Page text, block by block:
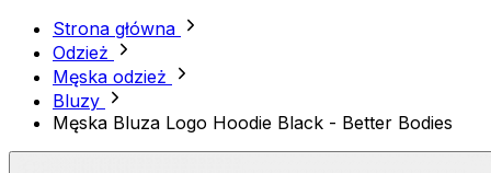
Strona główna
Odzież
Męska odzież
Bluzy
Męska Bluza Logo Hoodie Black - Better Bodies